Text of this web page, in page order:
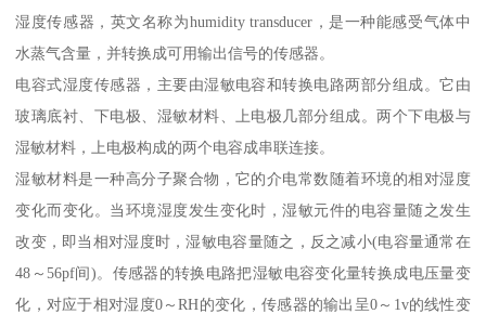
湿度传感器，英文名称为humidity transducer，是一种能感受气体中
水蒸气含量，并转换成可用输出信号的传感器。
电容式湿度传感器，主要由湿敏电容和转换电路两部分组成。它由
玻璃底衬、下电极、湿敏材料、上电极几部分组成。两个下电极与
湿敏材料，上电极构成的两个电容成串联连接。
湿敏材料是一种高分子聚合物，它的介电常数随着环境的相对湿度
变化而变化。当环境湿度发生变化时，湿敏元件的电容量随之发生
改变，即当相对湿度时，湿敏电容量随之，反之减小(电容量通常在
48～56pf间)。传感器的转换电路把湿敏电容变化量转换成电压量变
化，对应于相对湿度0～RH的变化，传感器的输出呈0～1v的线性变